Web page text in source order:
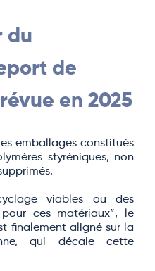
du
de
en 2025
emballages constitués
styréniques, non
viables ou des
ces matériaux”, le
finalement aligné sur la
qui décale cette